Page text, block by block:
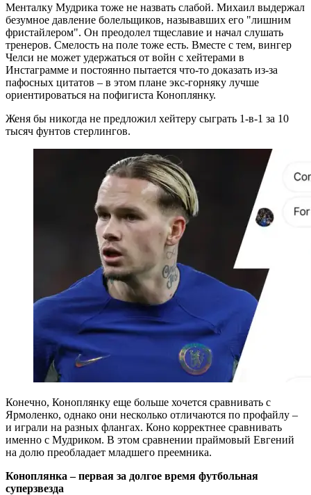
Менталку Мудрика тоже не назвать слабой. Михаил выдержал
безумное давление болельщиков, называвших его "лишним
фристайлером". Он преодолел тщеславие и начал слушать
тренеров. Смелость на поле тоже есть. Вместе с тем, вингер
Челси не может удержаться от войн с хейтерами в
Инстаграмме и постоянно пытается что-то доказать из-за
пафосных цитатов – в этом плане экс-горняку лучше
ориентироваться на пофигиста Коноплянку.
Женя бы никогда не предложил хейтеру сыграть 1-в-1 за 10
тысяч фунтов стерлингов.
Конечно, Коноплянку еще больше хочется сравнивать с
Ярмоленко, однако они несколько отличаются по профайлу –
и играли на разных флангах. Коно корректнее сравнивать
именно с Мудриком. В этом сравнении праймовый Евгений
на долю преобладает младшего преемника.
Коноплянка – первая за долгое время футбольная
суперзвезда